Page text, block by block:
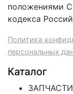
положениями
кодекса
Политика
персональных
Каталог